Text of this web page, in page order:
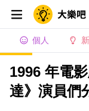
個人 新
1996 年電
達》演員們